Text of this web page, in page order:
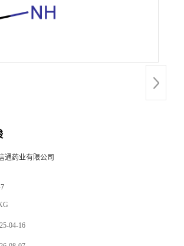
通药业有限公司
04-16